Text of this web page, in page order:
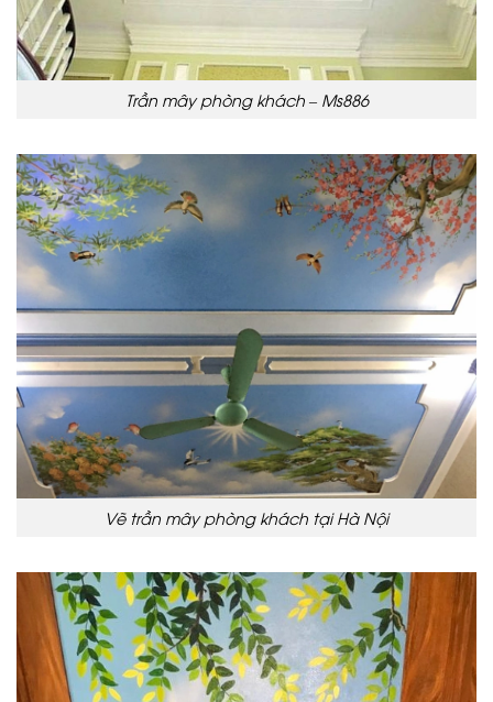
Trần mây phòng khách – Ms886
Vẽ trần mây phòng khách tại Hà Nội